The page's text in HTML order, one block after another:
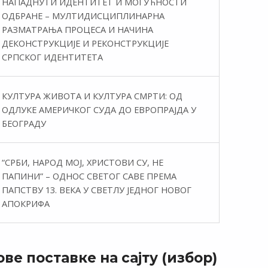
ОДБРАНЕ – МУЛТИДИСЦИПЛИНАРНА
РАЗМАТРАЊА ПРОЦЕСА И НАЧИНА
ДЕКОНСТРУКЦИЈЕ И РЕКОНСТРУКЦИЈЕ
СРПСКОГ ИДЕНТИТЕТА
КУЛТУРА ЖИВОТА И КУЛТУРА СМРТИ: ОД
ОДЛУКЕ АМЕРИЧКОГ СУДА ДО ЕВРОПРАЈДА У
БЕОГРАДУ
“СРБИ, НАРОД МОЈ, ХРИСТОВИ СУ, НЕ
ПАПИНИ” – ОДНОС СВЕТОГ САВЕ ПРЕМА
ПАПСТВУ 13. ВЕКА У СВЕТЛУ ЈЕДНОГ НОВОГ
АПОКРИФА
поставке на сајту (избор)